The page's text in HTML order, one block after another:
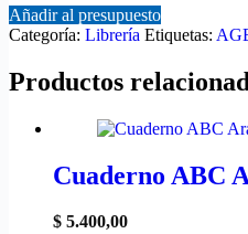
Añadir al presupuesto
Categoría: Librería Etiquetas:
Productos
Cuaderno ABC
$ 5.400,00